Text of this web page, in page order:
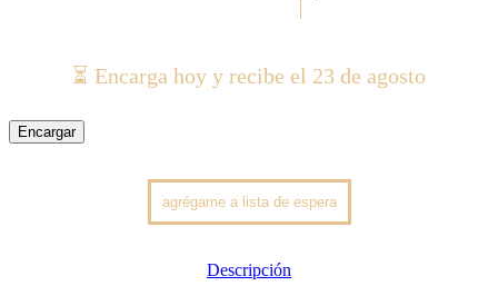
⏳ Encarga hoy y recibe el 23 de agosto
Encargar
Descripción